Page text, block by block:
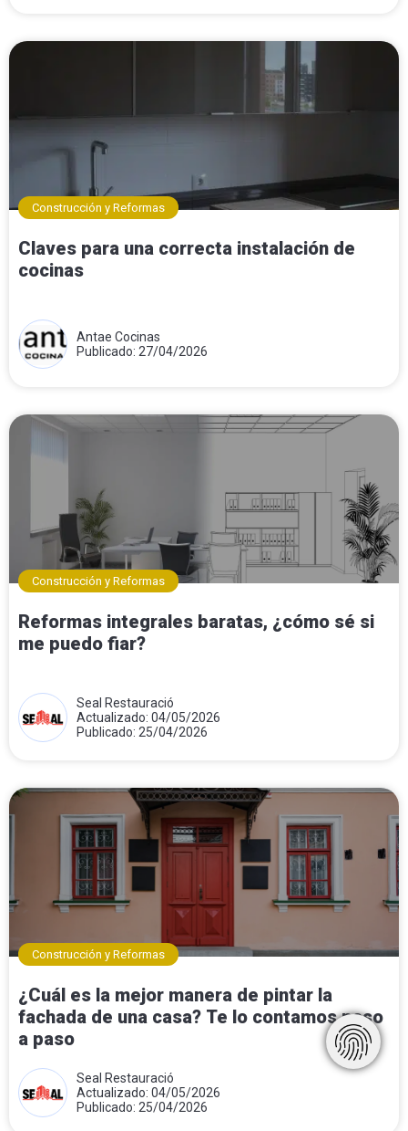
Construcción y Reformas
Claves para una correcta instalación de
cocinas
Antae Cocinas
Publicado: 27/04/2026
Construcción y Reformas
Reformas integrales baratas, ¿cómo sé si
me puedo fiar?
Seal Restauració
Actualizado: 04/05/2026
Publicado: 25/04/2026
Construcción y Reformas
¿Cuál es la mejor manera de pintar la
fachada de una casa? Te lo contamos paso
a paso
Seal Restauració
Actualizado: 04/05/2026
Publicado: 25/04/2026